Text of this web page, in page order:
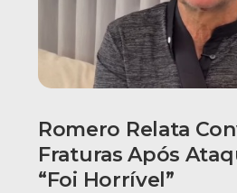
Romero Relata
Fraturas Após
“Foi Horrível”